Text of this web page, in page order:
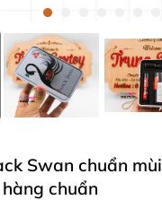
Swan chuẩn
chuẩn